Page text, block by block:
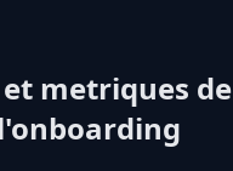
metriques de